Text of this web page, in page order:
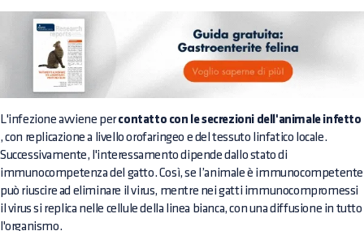
L'infezione avviene percontatto con le secrezioni dell'animale infetto
, con replicazione a livello orofaringeo e del tessuto linfatico locale.
Successivamente, l'interessamento dipende dallo stato di
immunocompetenza del gatto. Così, se l’animale è immunocompetente
può riuscire ad eliminare il virus, mentre nei gatti immunocompromessi
il virus si replica nelle cellule della linea bianca, con una diffusione in tutto
l'organismo.